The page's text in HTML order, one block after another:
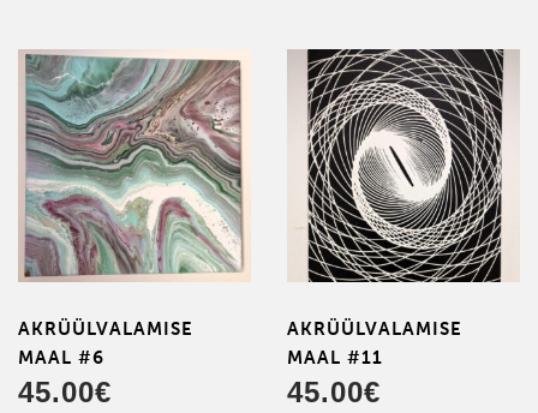
AKRÜÜL­VALAMISE
MAAL #6
45.00€
AKRÜÜL­VALAMISE
MAAL #11
45.00€